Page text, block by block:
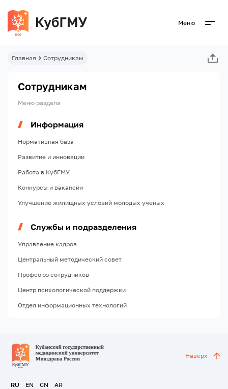
Меню
Главная Сотрудникам
Сотрудникам
Меню раздела
Информация
Нормативная база
Развитие и инновации
Работа в КубГМУ
Конкурсы и вакансии
Улучшение жилищных условий молодых ученых
Службы и подразделения
Управление кадров
Центральный методический совет
Профсоюз сотрудников
Центр психологической поддержки
Отдел информационных технологий
RU EN CN AR
Наверх